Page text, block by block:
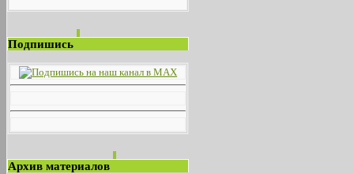
Подпишись
Архив материалов